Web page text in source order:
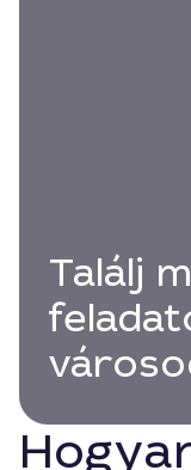
Találj